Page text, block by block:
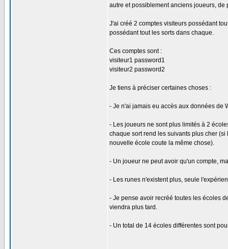
autre et possiblement anciens joueurs,
J'ai créé 2 comptes visiteurs possédant
possédant tout les sorts dans chaque.
Ces comptes sont :
visiteur1 password1
visiteur2 password2
Je tiens à préciser certaines choses :
- Je n'ai jamais eu accès aux données de
- Les joueurs ne sont plus limités à 2
chaque sort rend les suivants plus cher
nouvelle école coute la même chose).
- Un joueur ne peut avoir qu'un compte,
- Les runes n'existent plus, seule
- Je pense avoir recréé toutes les écoles
viendra plus tard.
- Un total de 14 écoles différentes sont